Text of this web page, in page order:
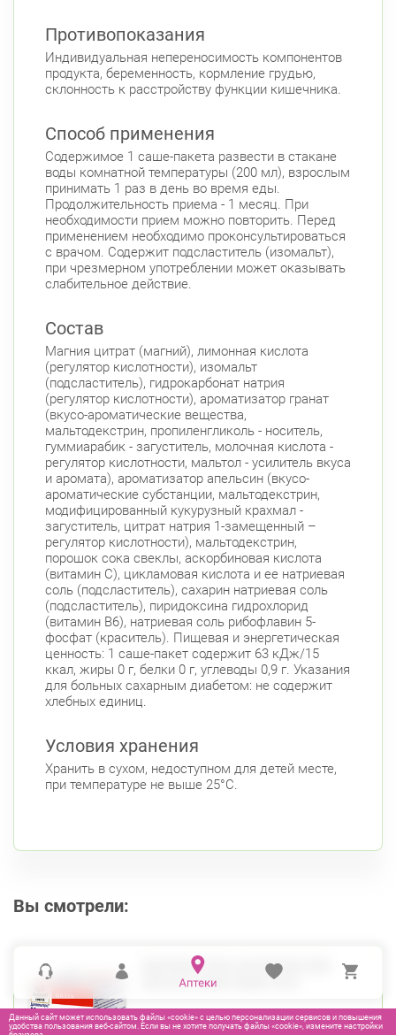
Подвойского 6/5 (Белышева, 5)
Проспект Большевиков Улица Дыбенко
Петроградский район
Петроградская
Спортивная
Чкаловская
Б. Монетная ул., д. 10 Круглосуточно
Горьковская
Петроградская
Чкаловская
Приморский район
Туристская ул., д.28 к.1
Савушкина ул., д.143
пр. Королёва, д. 61 Круглосуточно
Комендантский пр.
Комендантский пр., д. 34 к. 1
Комендантский пр.
Комендантский пр. 67 Круглосуточно
Комендантский пр.
Коломяжский пр. 26 (Аллея Поликарпова, д.
2) Круглосуточно
Пионерская
Богатырский пр., д. 28 Круглосуточно
Пионерская Комендантский пр.
Фрунзенский район
Дунайский пр., д. 34/16 Круглосуточно
Дунайская
Белы Куна, д.1, к.1
Противопоказания
Индивидуальная непереносимость компонентов
продукта, беременность, кормление грудью,
склонность к расстройству функции кишечника.
Способ применения
Содержимое 1 саше-пакета развести в стакане
воды комнатной температуры (200 мл), взрослым
принимать 1 раз в день во время еды.
Продолжительность приема - 1 месяц. При
необходимости прием можно повторить. Перед
применением необходимо проконсультироваться
с врачом. Содержит подсластитель (изомальт),
при чрезмерном употреблении может оказывать
слабительное действие.
Состав
Магния цитрат (магний), лимонная кислота
(регулятор кислотности), изомальт
(подсластитель), гидрокарбонат натрия
(регулятор кислотности), ароматизатор гранат
(вкусо-ароматические вещества,
мальтодекстрин, пропиленгликоль - носитель,
гуммиарабик - загуститель, молочная кислота -
регулятор кислотности, мальтол - усилитель вкуса
и аромата), ароматизатор апельсин (вкусо-
ароматические субстанции, мальтодекстрин,
модифицированный кукурузный крахмал -
загуститель, цитрат натрия 1-замещенный –
регулятор кислотности), мальтодекстрин,
порошок сока свеклы, аскорбиновая кислота
(витамин С), цикламовая кислота и ее натриевая
соль (подсластитель), сахарин натриевая соль
(подсластитель), пиридоксина гидрохлорид
(витамин В6), натриевая соль рибофлавин 5-
фосфат (краситель). Пищевая и энергетическая
ценность: 1 саше-пакет содержит 63 кДж/15
ккал, жиры 0 г, белки 0 г, углеводы 0,9 г. Указания
для больных сахарным диабетом: не содержит
хлебных единиц.
Условия хранения
Хранить в сухом, недоступном для детей месте,
при температуре не выше 25°С.
Вы смотрели:
ДОППЕЛЬГЕРЦ АКТИВ МАГНИЯ
ЦИТРАТ САШЕ 400МГ №40
Данный сайт может использовать файлы «cookie» с целью персонализации сервисов и повышения
удобства пользования веб-сайтом. Если вы не хотите получать файлы «cookie», измените настройки